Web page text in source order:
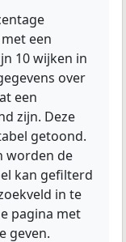
een
10 wijken in
over
een
zijn. Deze
getoond.
worden de
kan gefilterd
in te
pagina met
geven.